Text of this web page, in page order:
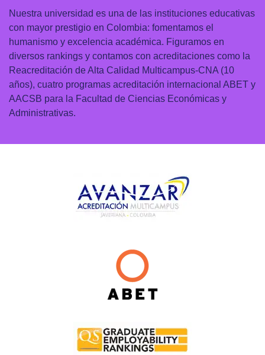
Nuestra universidad es una de las instituciones educativas
con mayor prestigio en Colombia: fomentamos el
humanismo y excelencia académica. Figuramos en
diversos rankings y contamos con acreditaciones como la
Reacreditación de Alta Calidad Multicampus-CNA (10
años), cuatro programas acreditación internacional ABET y
AACSB para la Facultad de Ciencias Económicas y
Administrativas.